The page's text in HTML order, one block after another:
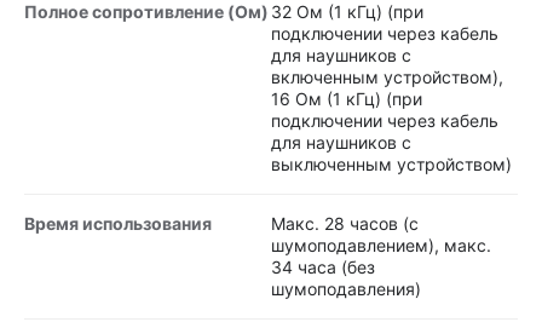
Полное сопротивление (Ом) 32 Ом (1 кГц) (при
подключении через кабель
для наушников с
включенным устройством),
16 Ом (1 кГц) (при
подключении через кабель
для наушников с
выключенным устройством)
Время использования
Макс. 28 часов (с
шумоподавлением), макс.
34 часа (без
шумоподавления)